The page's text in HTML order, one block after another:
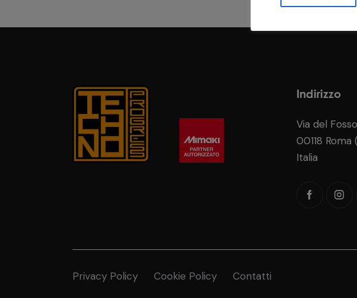
Indirizzo
Via del
00118 Roma
Italia
Privacy Policy Cookie Policy Contatti